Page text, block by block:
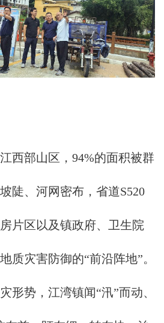
部山区，94%的面积被群
陡、河网密布，省道S520
片区以及镇政府、卫生院
质灾害防御的“前沿阵地”。
形势，江湾镇闻“汛”而动、